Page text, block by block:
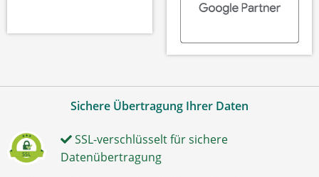
Sichere Übertragung Ihrer Daten
SSL-verschlüsselt für sichere
Datenübertragung